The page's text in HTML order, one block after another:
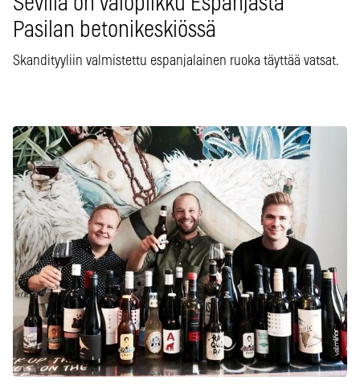
Pasilan betonikeskiössä
Skandityyliin valmistettu espanjalainen ruoka täyttää vatsat.